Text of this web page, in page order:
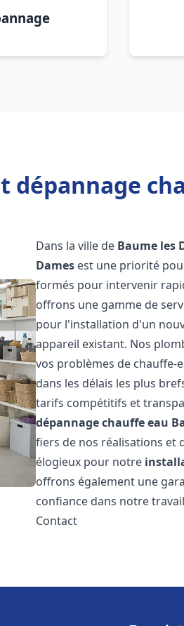
Dans la ville de Baume les
Dames est une priorité
formés pour intervenir
offrons une gamme de
pour l'installation d'un
appareil existant. Nos
vos problèmes de chauffe-
dans les délais les plus
tarifs compétitifs et
dépannage chauffe eau
fiers de nos réalisations et
élogieux pour notre
offrons également une
confiance dans notre
Contact